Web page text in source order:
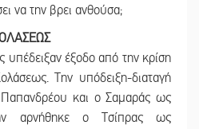
να την βρει ανθούσα;
έξοδο από την κρίση
Την υπόδειξη-διαταγή
και ο Σαμαράς ως
αρνήθηκε ο Τσίπρας ως